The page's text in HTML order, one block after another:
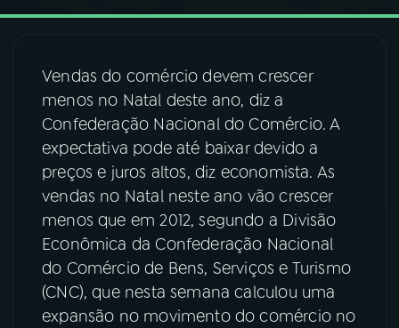
04 PROGRAMAS
05PODCASTS
06 VIDEOCASTS
07 ÚLTIMAS
Vendas do comércio devem crescer
menos no Natal deste ano, diz a
Confederação Nacional do Comércio. A
expectativa pode até baixar devido a
preços e juros altos, diz economista. As
vendas no Natal neste ano vão crescer
menos que em 2012, segundo a Divisão
Econômica da Confederação Nacional
do Comércio de Bens, Serviços e Turismo
(CNC), que nesta semana calculou uma
expansão no movimento do comércio no